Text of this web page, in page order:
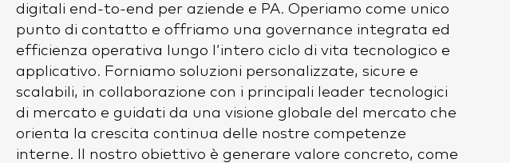
digitali end-to-end per aziende e PA. Operiamo come unico
punto di contatto e offriamo una governance integrata ed
efficienza operativa lungo l’intero ciclo di vita tecnologico e
applicativo. Forniamo soluzioni personalizzate, sicure e
scalabili, in collaborazione con i principali leader tecnologici
di mercato e guidati da una visione globale del mercato che
orienta la crescita continua delle nostre competenze
interne. Il nostro obiettivo è generare valore concreto, come